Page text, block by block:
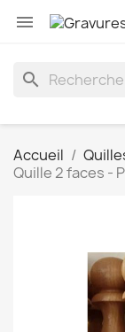

search
Accueil
Quille 2 faces -